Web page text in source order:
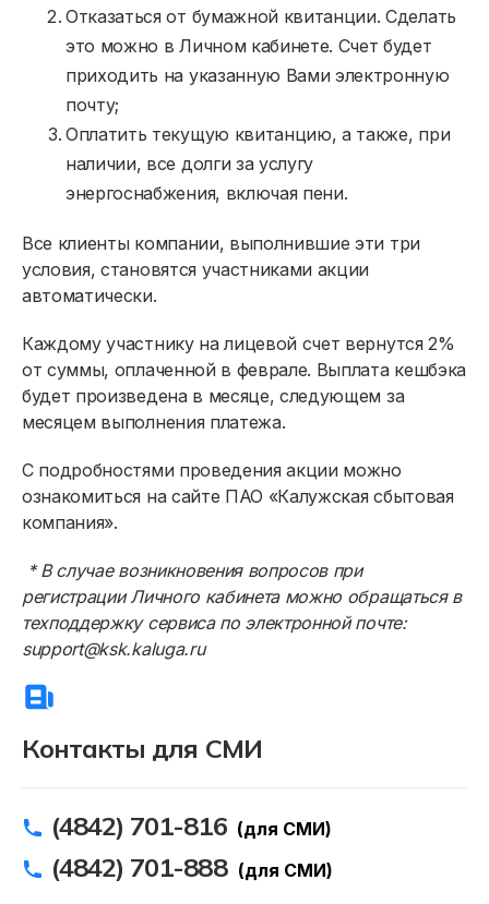
Контакты для СМИ
(4842) 701-816 (для СМИ)
(4842) 701-888 (для СМИ)
Отказаться от бумажной квитанции. Сделать
это можно в Личном кабинете. Счет будет
приходить на указанную Вами электронную
почту;
Оплатить текущую квитанцию, а также, при
наличии, все долги за услугу
энергоснабжения, включая пени.
Все клиенты компании, выполнившие эти три
условия, становятся участниками акции
автоматически.
Каждому участнику на лицевой счет вернутся 2%
от суммы, оплаченной в феврале. Выплата кешбэка
будет произведена в месяце, следующем за
месяцем выполнения платежа.
С подробностями проведения акции можно
ознакомиться на сайте ПАО «Калужская сбытовая
компания».
* В случае возникновения вопросов при
регистрации Личного кабинета можно обращаться в
техподдержку сервиса по электронной почте:
support@ksk.kaluga.ru
Физическим лицам
Договор энергоснабжения
Расчёты и оплата
Приборы учёта и показания
Должникам
Онлайн-сервисы